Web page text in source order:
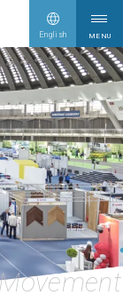
English
Our Services
Company
CEO Blog
News
Recruit